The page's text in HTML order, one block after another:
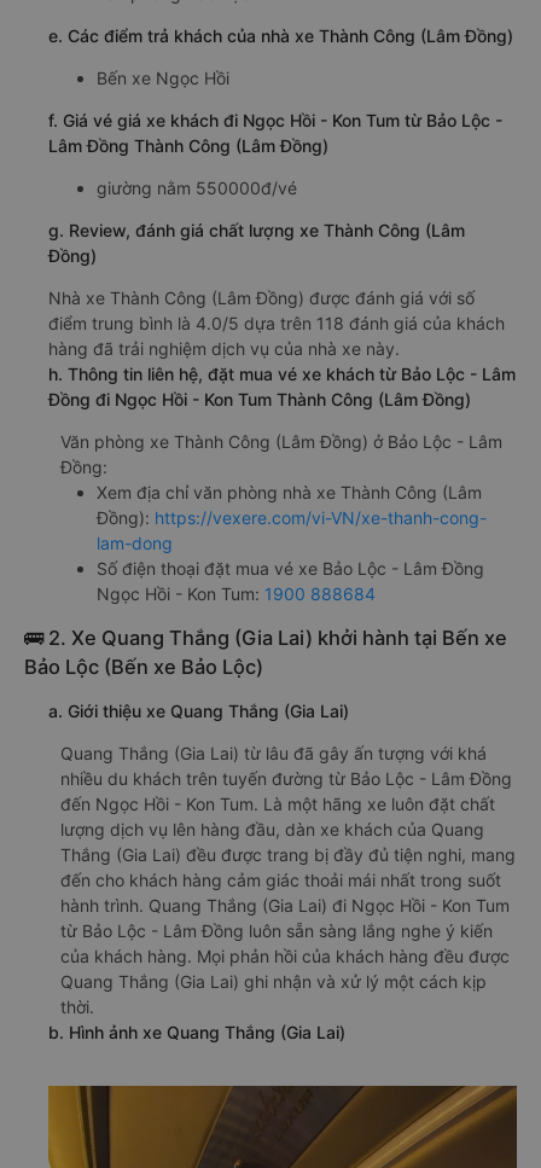
e. Các điểm trả khách của nhà xe Thành Công (Lâm Đồng)
Bến xe Ngọc Hồi
f. Giá vé giá xe khách đi Ngọc Hồi - Kon Tum từ Bảo Lộc -
Lâm Đồng Thành Công (Lâm Đồng)
giường nằm 550000đ/vé
g. Review, đánh giá chất lượng xe Thành Công (Lâm
Đồng)
Nhà xe Thành Công (Lâm Đồng) được đánh giá với số
điểm trung bình là 4.0/5 dựa trên 118 đánh giá của khách
hàng đã trải nghiệm dịch vụ của nhà xe này.
h. Thông tin liên hệ, đặt mua vé xe khách từ Bảo Lộc - Lâm
Đồng đi Ngọc Hồi - Kon Tum Thành Công (Lâm Đồng)
Văn phòng xe Thành Công (Lâm Đồng) ở Bảo Lộc - Lâm
Đồng:
Xem địa chỉ văn phòng nhà xe Thành Công (Lâm
Đồng): https://vexere.com/vi-VN/xe-thanh-cong-
lam-dong
Số điện thoại đặt mua vé xe Bảo Lộc - Lâm Đồng
Ngọc Hồi - Kon Tum: 1900 888684
🚌 2. Xe Quang Thắng (Gia Lai) khởi hành tại Bến xe
Bảo Lộc (Bến xe Bảo Lộc)
a. Giới thiệu xe Quang Thắng (Gia Lai)
Quang Thắng (Gia Lai) từ lâu đã gây ấn tượng với khá
nhiều du khách trên tuyến đường từ Bảo Lộc - Lâm Đồng
đến Ngọc Hồi - Kon Tum. Là một hãng xe luôn đặt chất
lượng dịch vụ lên hàng đầu, dàn xe khách của Quang
Thắng (Gia Lai) đều được trang bị đầy đủ tiện nghi, mang
đến cho khách hàng cảm giác thoải mái nhất trong suốt
hành trình. Quang Thắng (Gia Lai) đi Ngọc Hồi - Kon Tum
từ Bảo Lộc - Lâm Đồng luôn sẵn sàng lắng nghe ý kiến
của khách hàng. Mọi phản hồi của khách hàng đều được
Quang Thắng (Gia Lai) ghi nhận và xử lý một cách kịp
thời.
b. Hình ảnh xe Quang Thắng (Gia Lai)